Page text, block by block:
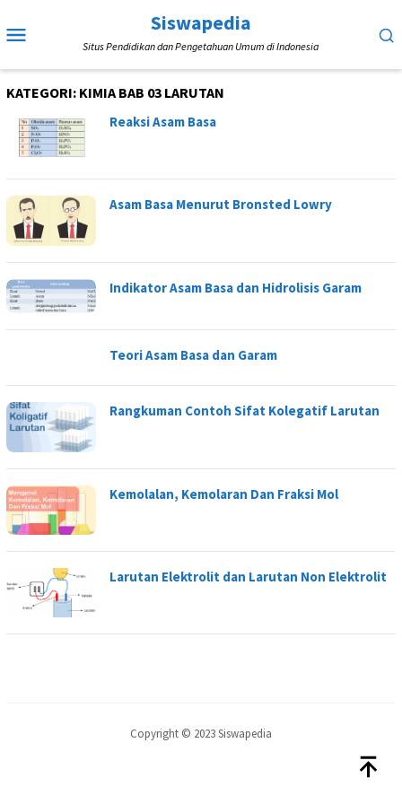
ke
Mobile
Siswapedia
Situs Pendidikan dan Pengetahuan Umum di Indonesia
KATEGORI: KIMIA BAB 03 LARUTAN
Reaksi Asam Basa
Asam Basa Menurut Bronsted Lowry
Indikator Asam Basa dan Hidrolisis Garam
Teori Asam Basa dan Garam
Rangkuman Contoh Sifat Kolegatif Larutan
Kemolalan, Kemolaran Dan Fraksi Mol
Larutan Elektrolit dan Larutan Non Elektrolit
Copyright © 2023 Siswapedia